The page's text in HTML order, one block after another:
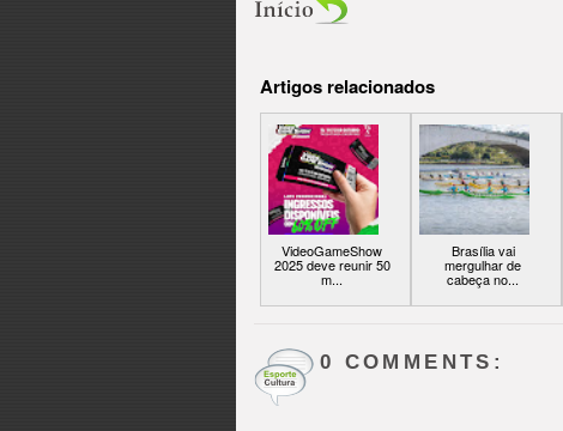
Artigos relacionados
VideoGameShow
2025 deve reunir 50
m...
Brasília vai
mergulhar de
cabeça no...
0 COMMENTS: